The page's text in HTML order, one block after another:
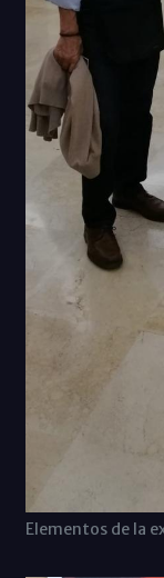
Elementos de la